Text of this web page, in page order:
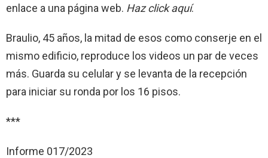
enlace a una página web. Haz click aquí.
Braulio, 45 años, la mitad de esos como conserje en el
mismo edificio, reproduce los videos un par de veces
más. Guarda su celular y se levanta de la recepción
para iniciar su ronda por los 16 pisos.
***
Informe 017/2023